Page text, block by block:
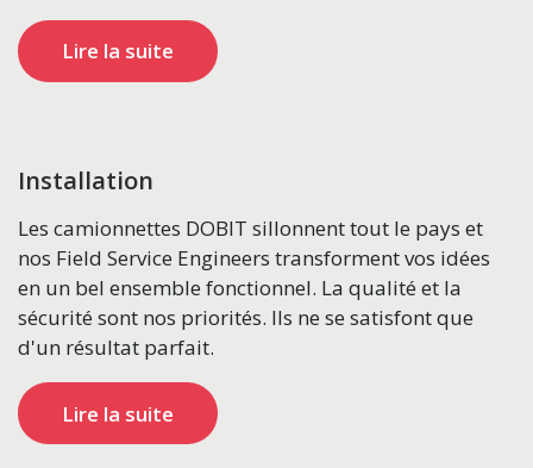
Lire la suite
Installation
Les camionnettes DOBIT sillonnent tout le pays et
nos Field Service Engineers transforment vos idées
en un bel ensemble fonctionnel. La qualité et la
sécurité sont nos priorités. Ils ne se satisfont que
d'un résultat parfait.
Lire la suite